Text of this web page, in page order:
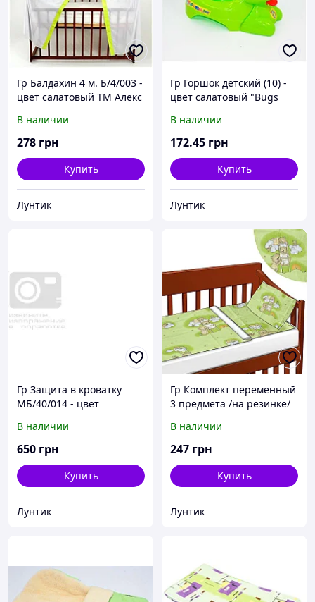
Гр Балдахин 4 м. Б/4/003 -
цвет салатовый ТМ Алекс
В наличии
278 грн
Купить
Лунтик
Гр Горшок детский (10) -
цвет салатовый "Bugs
В наличии
172.45 грн
Купить
Лунтик
Гр Защита в кроватку
МБ/40/014 - цвет
В наличии
650 грн
Купить
Лунтик
Гр Комплект переменный
3 предмета /на резинке/
16603 - цвет салатовый
ТМ Беби-Текс
В наличии
247 грн
Купить
Лунтик